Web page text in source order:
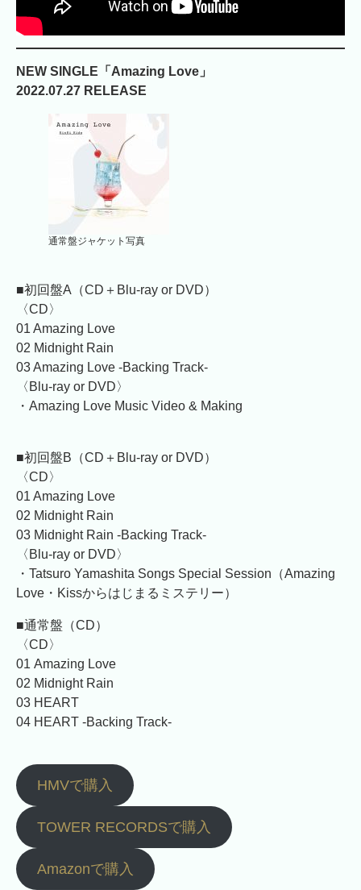
NEW SINGLE「Amazing Love」
2022.07.27 RELEASE
通常盤ジャケット写真
■初回盤A（CD＋Blu-ray or DVD）
〈CD〉
01 Amazing Love
02 Midnight Rain
03 Amazing Love -Backing Track-
〈Blu-ray or DVD〉
・Amazing Love Music Video & Making
■初回盤B（CD＋Blu-ray or DVD）
〈CD〉
01 Amazing Love
02 Midnight Rain
03 Midnight Rain -Backing Track-
〈Blu-ray or DVD〉
・Tatsuro Yamashita Songs Special Session（Amazing
Love・Kissからはじまるミステリー）
■通常盤（CD）
〈CD〉
01 Amazing Love
02 Midnight Rain
03 HEART
04 HEART -Backing Track-
HMVで購入
TOWER RECORDSで購入
Amazonで購入